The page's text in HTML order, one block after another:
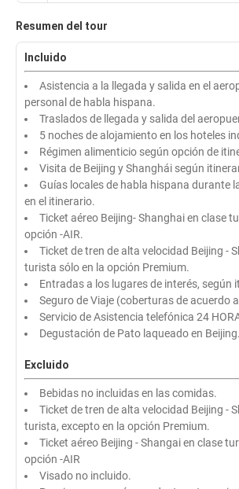
Resumen del tour
Incluido
Asistencia a la llegada y salida en el
personal de habla hispana.
Traslados de llegada y salida del
5 noches de alojamiento en los hoteles
Régimen alimenticio según opción de
Visita de Beijing y Shanghái según
Guías locales de habla hispana durante
en el itinerario.
Ticket aéreo Beijing- Shanghai en clase
opción -AIR.
Ticket de tren de alta velocidad Beijing -
turista sólo en la opción Premium.
Entradas a los lugares de interés, según
Seguro de Viaje (coberturas de acuerdo
Servicio de Asistencia telefónica 24
Degustación de Pato laqueado en Beijing.
Excluido
Bebidas no incluidas en las comidas.
Ticket de tren de alta velocidad Beijing -
turista, excepto en la opción Premium.
Ticket aéreo Beijing - Shangai en clase
opción -AIR
Visado no incluido.